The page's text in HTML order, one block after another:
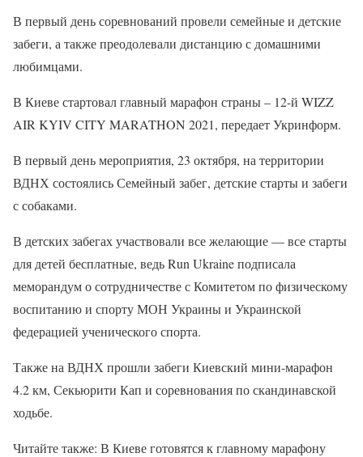
В первый день соревнований провели семейные и детские
забеги, а также преодолевали дистанцию ​​с домашними
любимцами.
В Киеве стартовал главный марафон страны – 12-й WIZZ
AIR KYIV CITY MARATHON 2021, передает Укринформ.
В первый день мероприятия, 23 октября, на территории
ВДНХ состоялись Семейный забег, детские старты и забеги
с собаками.
В детских забегах участвовали все желающие — все старты
для детей бесплатные, ведь Run Ukraine подписала
меморандум о сотрудничестве с Комитетом по физическому
воспитанию и спорту МОН Украины и Украинской
федерацией ученического спорта.
Также на ВДНХ прошли забеги Киевский мини-марафон
4.2 км, Секьюрити Кап и соревнования по скандинавской
ходьбе.
Читайте также: В Киеве готовятся к главному марафону